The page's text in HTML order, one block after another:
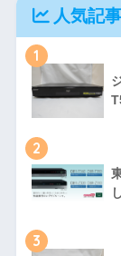
人気記事
1
2
3